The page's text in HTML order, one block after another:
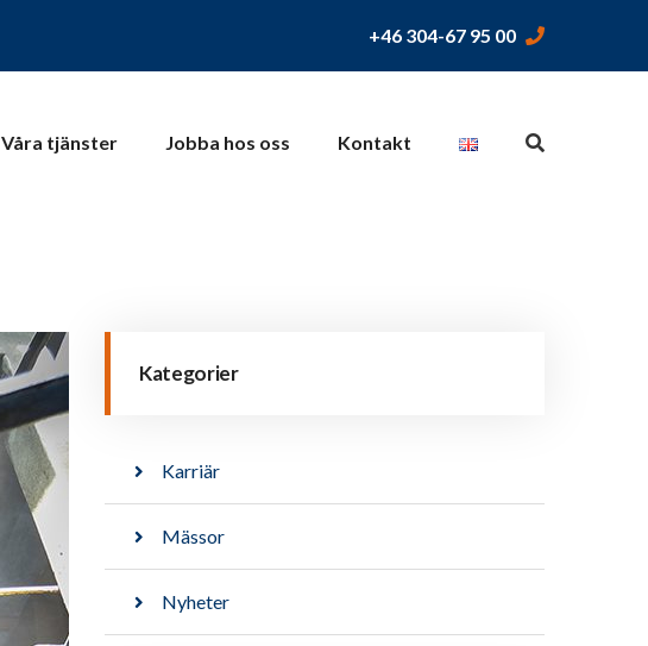
+46 304-67 95 00
Våra tjänster Jobba hos oss Kontakt
Kategorier
Karriär
Mässor
Nyheter